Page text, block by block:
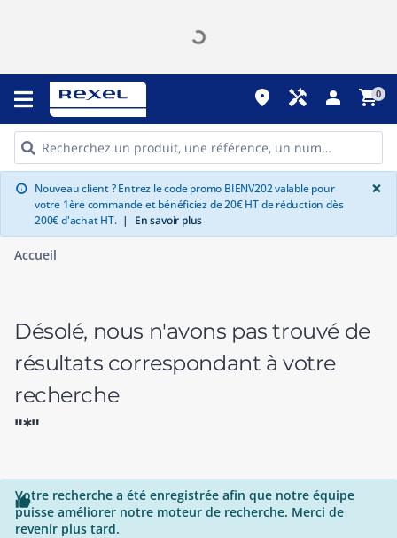
place handyman person shopping_cart0
info Nouveau client ? Entrez le code promo BIENV202 valable pour
votre 1ère commande et bénéficiez de 20€ HT de réduction dès
200€ d'achat HT. | En savoir plus
×
Accueil
Désolé, nous n'avons pas trouvé de
résultats correspondant à votre
recherche
"*"

Votre recherche a été enregistrée afin que notre équipe
puisse améliorer notre moteur de recherche. Merci de
revenir plus tard.